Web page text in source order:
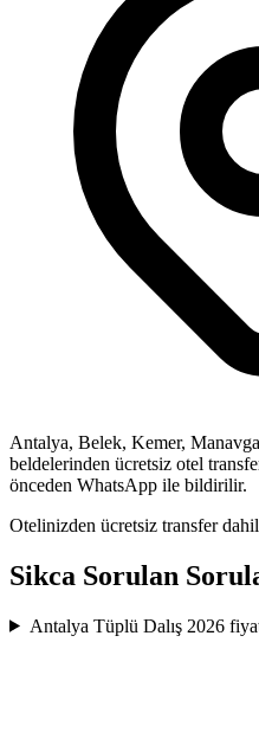
Antalya, Belek, Kemer,
beldelerinden ücretsiz otel
önceden WhatsApp ile bildirilir.
Otelinizden ücretsiz transfer
Sikca Sorulan
Antalya Tüplü Dalış 2026